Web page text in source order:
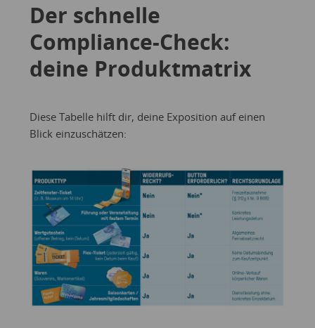
Der schnelle
Compliance-Check:
deine Produktmatrix
Diese Tabelle hilft dir, deine Exposition auf einen
Blick einzuschätzen: